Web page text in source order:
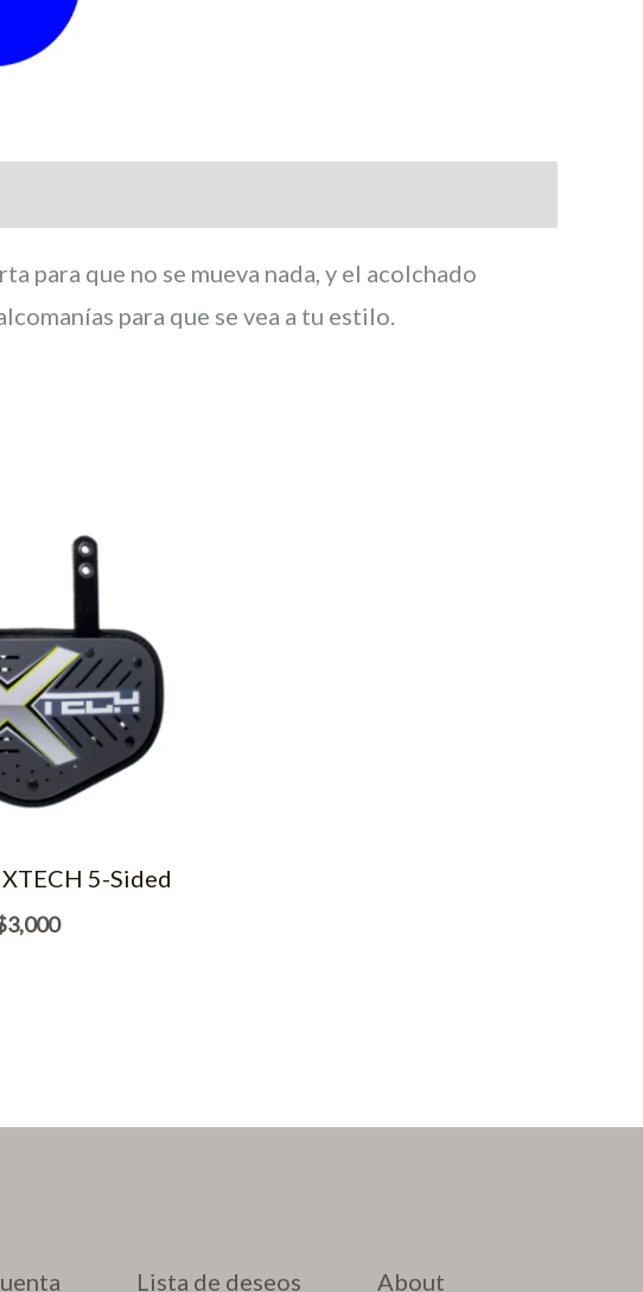
para que no se mueva nada, y el acolchado
para que se vea a tu estilo.
5-Sided
3,000
Lista de deseos About